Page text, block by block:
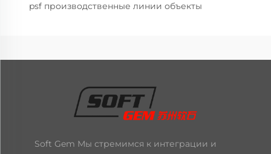
psf производственные линии объекты
Soft Gem Мы стремимся к интеграции и